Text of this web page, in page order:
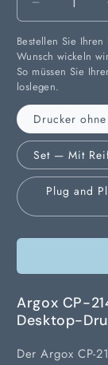
Verringere
die
Menge
für
ARGOX
CP-
2140EX
PRO
USB
Transfer-
Bestellen Sie
Wunsch wickeln
So müssen Sie
loslegen.
Drucker
Set — Mit
Plug and
Argox CP-
Desktop-
Der Argox CP-